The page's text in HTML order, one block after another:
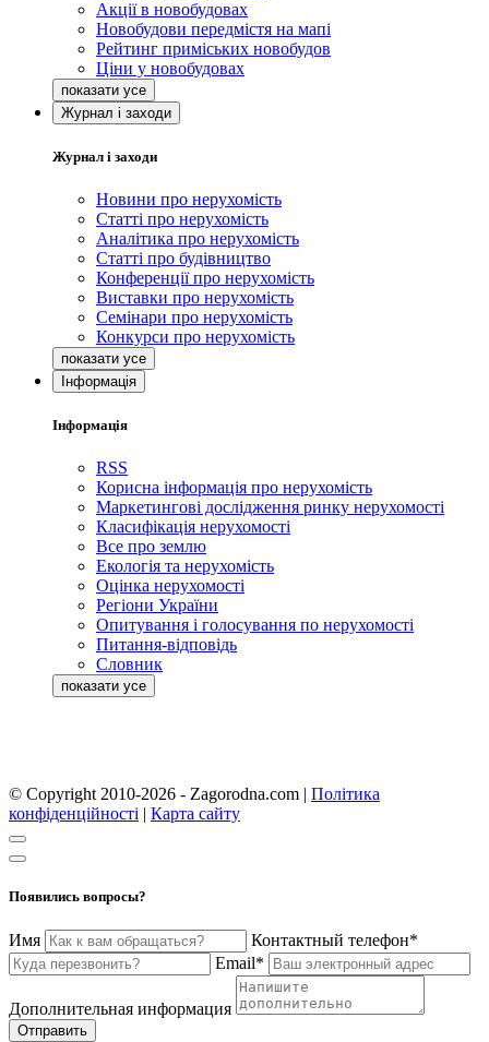
Акції в новобудовах
Новобудови передмістя на мапі
Рейтинг приміських новобудов
Ціни у новобудовах
Журнал і заходи
Журнал і заходи
Новини про нерухомість
Статті про нерухомість
Аналітика про нерухомість
Статті про будівництво
Конференції про нерухомість
Виставки про нерухомість
Семінари про нерухомість
Конкурси про нерухомість
Інформація
Інформація
RSS
Корисна інформація про нерухомість
Маркетингові дослідження ринку нерухомості
Класифікація нерухомості
Все про землю
Екологія та нерухомість
Оцінка нерухомості
Регіони України
Опитування і голосування по нерухомості
Питання-відповідь
Словник
© Copyright 2010-2026 - Zagorodna.com | Політика
конфіденційності | Карта сайту
Появились вопросы?
Имя
Контактный телефон*
Email*
Дополнительная информация
Отправить